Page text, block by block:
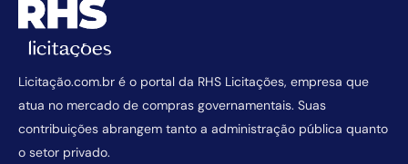
Licitação.com.br é o portal da RHS Licitações, empresa que
atua no mercado de compras governamentais. Suas
contribuições abrangem tanto a administração pública quanto
o setor privado.